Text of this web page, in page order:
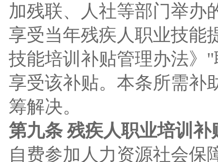
加残联、人社等部门举办
享受当年残疾人职业技能
技能培训补贴管理办法》
享受该补贴。本条所需补
筹解决。
第九条 残疾人职业培训补
自费参加人力资源社会保